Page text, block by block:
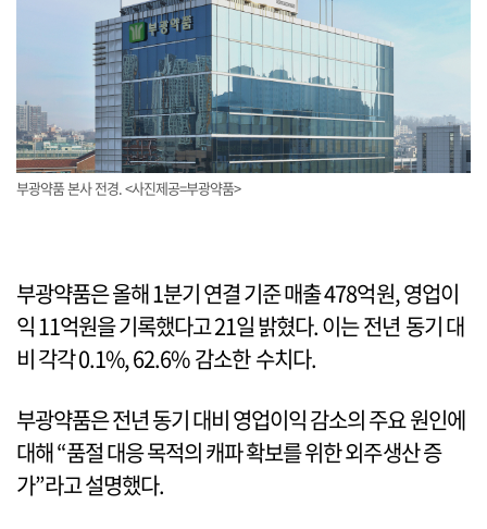
부광약품 본사 전경. <사진제공=부광약품>
부광약품은 올해 1분기 연결 기준 매출 478억원, 영업이
익 11억원을 기록했다고 21일 밝혔다. 이는 전년 동기 대
비 각각 0.1%, 62.6% 감소한 수치다.
부광약품은 전년 동기 대비 영업이익 감소의 주요 원인에
대해 “품절 대응 목적의 캐파 확보를 위한 외주생산 증
가”라고 설명했다.